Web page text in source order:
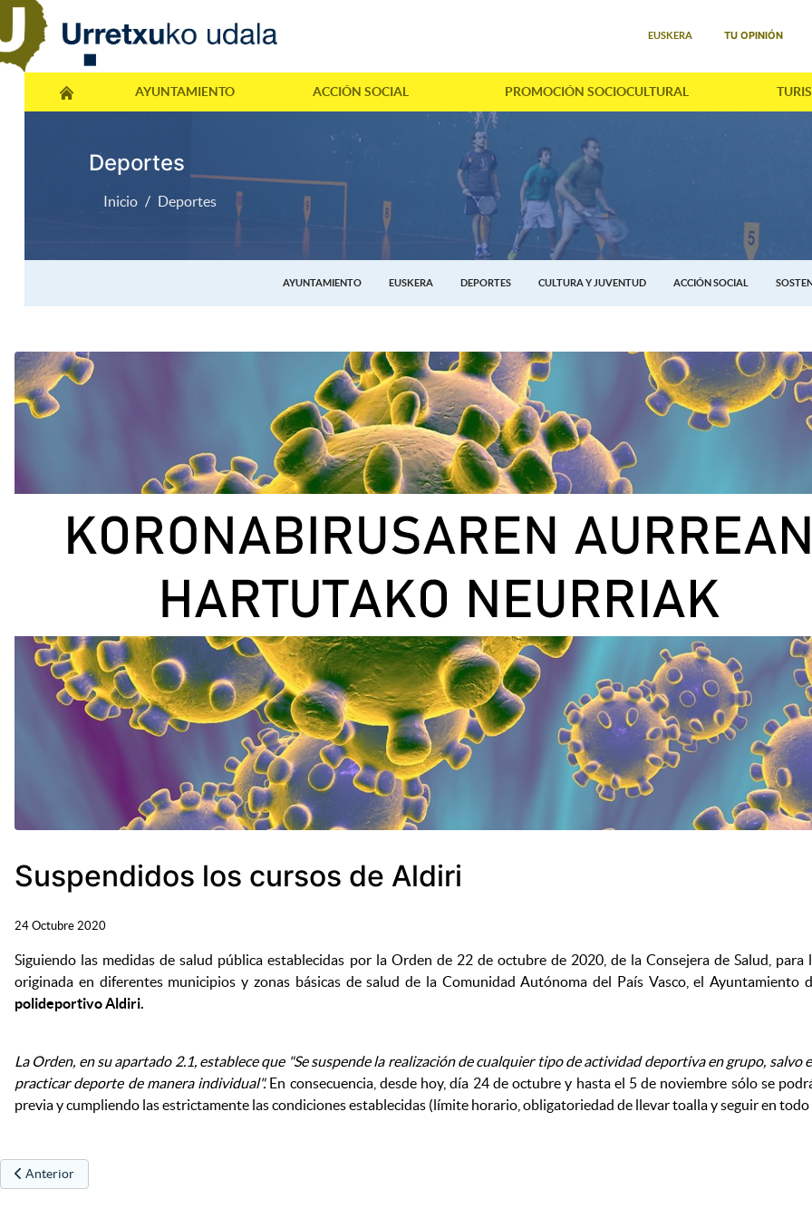
EUSKERA TU OPINIÓN
AYUNTAMIENTO ACCIÓN SOCIAL PROMOCIÓN SOCIOCULTURAL
Deportes
Inicio Deportes
AYUNTAMIENTO EUSKERA DEPORTES CULTURA Y JUVENTUD ACCIÓN SOCIAL
Suspendidos los cursos de Aldiri
24 Octubre 2020
Siguiendo las medidas de salud pública establecidas por la Orden de 22 de octubre de 2020, de la Consejera de Salud,
originada en diferentes municipios y zonas básicas de salud de la Comunidad Autónoma del País Vasco, el
polideportivo Aldiri.
La Orden, en su apartado 2.1, establece que "Se suspende la realización de cualquier tipo de actividad deportiva en grupo,
practicar deporte de manera individual".En consecuencia, desde hoy, día 24 de octubre y hasta el 5 de noviembre sólo se
previa y cumpliendo las estrictamente las condiciones establecidas (límite horario, obligatoriedad de llevar toalla y seguir en
Artículo anterior: Oferta deportiva: cursos polideportivo
Anterior